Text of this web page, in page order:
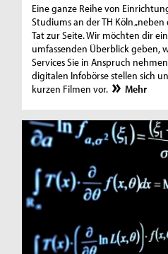
Eine ganze Reihe von
Studiums an der TH Köln
Tat zur Seite. Wir möchten dir
umfassenden Überblick geben,
Services Sie in Anspruch
digitalen Infobörse stellen sich
kurzen Filmen vor.
Mehr